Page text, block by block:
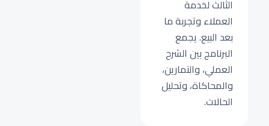
الثالث لخدمة
العملاء وتجربة ما
بعد البيع. يجمع
البرنامج بين الشرح
العملي، والتمارين،
والمحاكاة، وتحليل
الحالات.